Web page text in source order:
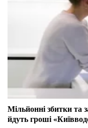
Мільйонні збитки та
йдуть гроші